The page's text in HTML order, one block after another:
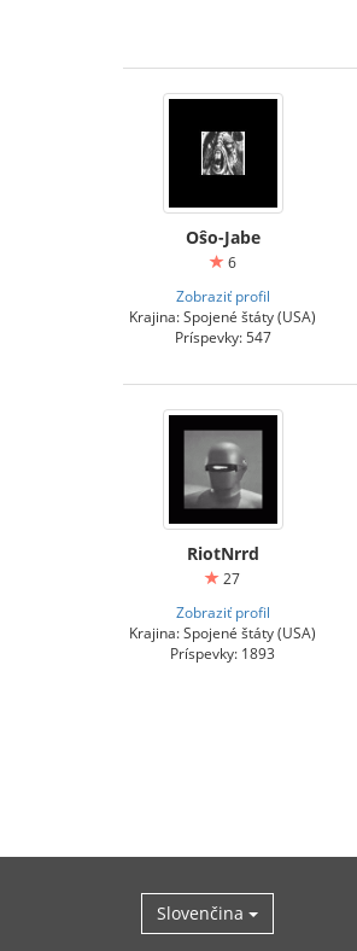
Oŝo-Jabe
6
Zobraziť profil
Krajina: Spojené štáty (USA)
Príspevky: 547
RiotNrrd
27
Zobraziť profil
Krajina: Spojené štáty (USA)
Príspevky: 1893
Slovenčina